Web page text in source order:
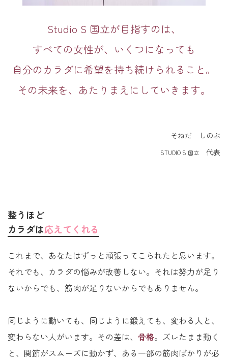
Studio S 国立が目指すのは、
すべての女性が、いくつになっても
自分のカラダに希望を持ち続けられること。
その未来を、あたりまえにしていきます。
そねだ しのぶ
STUDIO S 国立 代表
整うほど
カラダは応えてくれる
これまで、あなたはずっと頑張ってこられたと思います。
それでも、カラダの悩みが改善しない。それは努力が足り
ないからでも、筋肉が足りないからでもありません。
同じように動いても、同じように鍛えても、変わる人と、
変わらない人がいます。その差は、 骨格。ズレたまま動く
と、関節がスムーズに動かず、ある一部の筋肉ばかりが必